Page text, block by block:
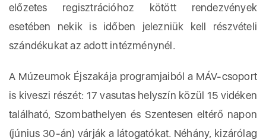
előzetes regisztrációhoz kötött rendezvények
esetében nekik is időben jelezniük kell részvételi
szándékukat az adott intézménynél.
A Múzeumok Éjszakája programjaiból a MÁV-csoport
is kiveszi részét: 17 vasutas helyszín közül 15 vidéken
található, Szombathelyen és Szentesen eltérő napon
(június 30-án) várják a látogatókat. Néhány, kizárólag